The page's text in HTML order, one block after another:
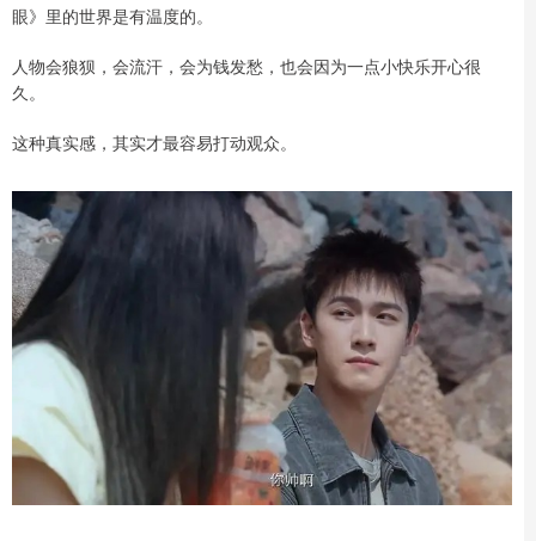
眼》里的世界是有温度的。
人物会狼狈，会流汗，会为钱发愁，也会因为一点小快乐开心很
久。
这种真实感，其实才最容易打动观众。